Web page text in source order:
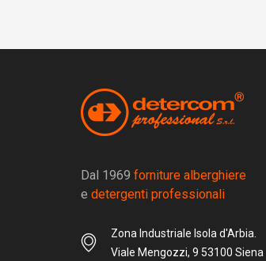
Dal 1969 forniture alberghiere
e detergenti professionali
Zona Industriale Isola d'Arbia.
Viale Mengozzi, 9 53100 Siena